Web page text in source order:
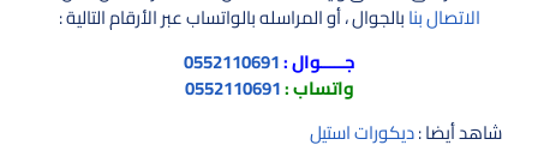
الاتصال بنابالجوال ، أو المراسله بالواتساب عبر الأرقام التالية :
جـــــوال :0552110691
واتساب :0552110691
شاهد أيضا :ديكورات استيل